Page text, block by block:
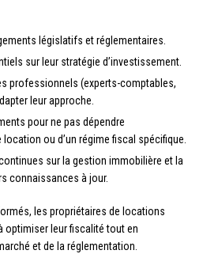
législatifs et réglementaires.
sur leur stratégie d’investissement.
professionnels (experts-comptables,
leur approche.
pour ne pas dépendre
ou d’un régime fiscal spécifique.
sur la gestion immobilière et la
connaissances à jour.
les propriétaires de locations
optimiser leur fiscalité tout en
et de la réglementation.